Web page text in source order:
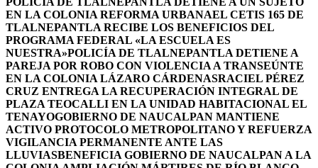
EN LA COLONIA REFORMA URBANAEL CETIS 165 DE
TLALNEPANTLA RECIBE LOS BENEFICIOS DEL
PROGRAMA FEDERAL «LA ESCUELA ES
NUESTRA»POLICÍA DE TLALNEPANTLA DETIENE A
PAREJA POR ROBO CON VIOLENCIA A TRANSEÚNTE
EN LA COLONIA LÁZARO CÁRDENASRACIEL PÉREZ
CRUZ ENTREGA LA RECUPERACIÓN INTEGRAL DE
PLAZA TEOCALLI EN LA UNIDAD HABITACIONAL EL
TENAYOGOBIERNO DE NAUCALPAN MANTIENE
ACTIVO PROTOCOLO METROPOLITANO Y REFUERZA
VIGILANCIA PERMANENTE ANTE LAS
LLUVIASBENEFICIA GOBIERNO DE NAUCALPAN A LA